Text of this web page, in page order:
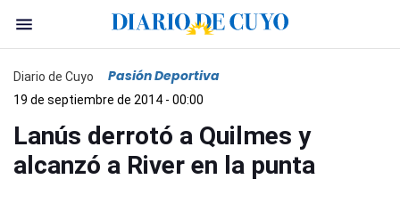
Diario de Cuyo Pasión Deportiva
19 de septiembre de 2014 - 00:00
Lanús derrotó a Quilmes y
alcanzó a River en la punta